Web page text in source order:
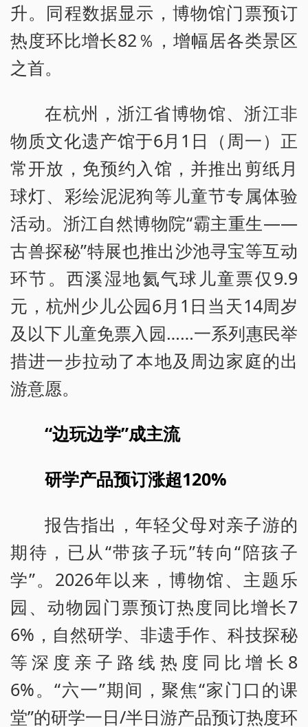
升。同程数据显示，博物馆门票预订
热度环比增长82％，增幅居各类景区
之首。
在杭州，浙江省博物馆、浙江非
物质文化遗产馆于6月1日（周一）正
常开放，免预约入馆，并推出剪纸月
球灯、彩绘泥泥狗等儿童节专属体验
活动。浙江自然博物院“霸主重生——
古兽探秘”特展也推出沙池寻宝等互动
环节。西溪湿地氦气球儿童票仅9.9
元，杭州少儿公园6月1日当天14周岁
及以下儿童免票入园……一系列惠民举
措进一步拉动了本地及周边家庭的出
游意愿。
“边玩边学”成主流
研学产品预订涨超120%
报告指出，年轻父母对亲子游的
期待，已从“带孩子玩”转向“陪孩子
学”。2026年以来，博物馆、主题乐
园、动物园门票预订热度同比增长7
6%，自然研学、非遗手作、科技探秘
等深度亲子路线热度同比增长8
6%。“六一”期间，聚焦“家门口的课
堂”的研学一日/半日游产品预订热度环